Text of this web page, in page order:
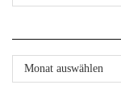
Archive